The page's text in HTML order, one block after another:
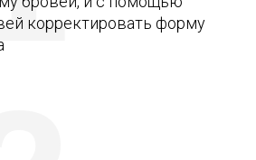
корректировать форму